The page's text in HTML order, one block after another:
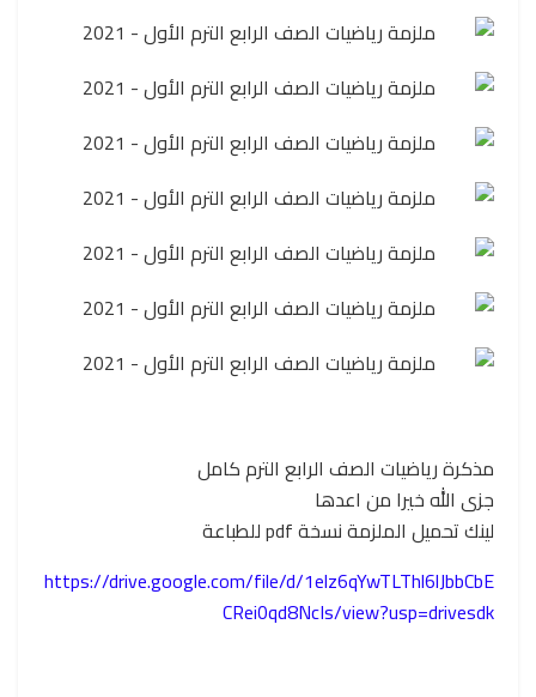
مذكرة رياضيات الصف الرابع الترم كامل
جزى الله خيرا من اعدها
لينك تحميل الملزمة نسخة pdf للطباعة
https://drive.google.com/file/d/1elz6qYwTLThl6lJbbCbE
CRei0qd8NcIs/view?usp=drivesdk